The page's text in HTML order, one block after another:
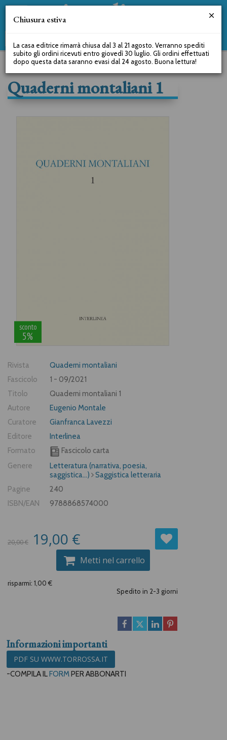
Quaderni montaliani 1
sconto
5%
Rivista
Quaderni montaliani
Fascicolo
1 - 09/2021
Titolo
Quaderni montaliani 1
Autore
Eugenio Montale
Curatore
Gianfranca Lavezzi
Editore
Interlinea
Formato
Fascicolo carta
Genere
Letteratura (narrativa, poesia,
saggistica...)
Saggistica letteraria
Pagine
240
ISBN/EAN
9788868574000
20,00 € 19,00 €
Metti nel carrello
risparmi: 1,00 €
Spedito in 2-3 giorni
Informazioni importanti
PDF SU WWW.TORROSSA.IT
-COMPILA ILFORMPER ABBONARTI
Chiusura estiva
La casa editrice rimarrà chiusa dal 3 al 21 agosto. Verranno spediti
subito gli ordini ricevuti entro giovedì 30 luglio. Gli ordini effettuati
dopo questa data saranno evasi dal 24 agosto. Buona lettura!